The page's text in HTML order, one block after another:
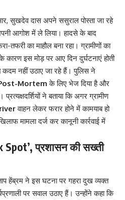
सुखदेव दास अपने ससुराल पोस्ता जा रहे
आगोश में ले लिया। हादसे के बाद
का माहौल बना रहा। ग्रामीणों का
कारण इस मोड़ पर आए दिन दुर्घटनाएं होती
कदम नहीं उठाए जा रहे हैं। पुलिस ने
Mortem के लिए भेज दिया है और
ने बताया कि अगर ग्रामीण
वाहन लेकर फरार होने में कामयाब हो
मामला दर्ज कर कानूनी कार्रवाई में
Spot’, प्रशासन की सख्ती
हेंब्रम ने इस घटना पर गहरा दुख व्यक्त
पर सवाल उठाए हैं। उन्होंने कहा कि